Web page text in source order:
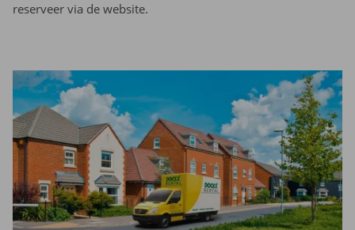
reserveer via de website.